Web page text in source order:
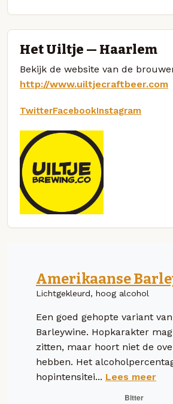
Het Uiltje — Haarlem
Bekijk de website van de
http://www.uiltjecraftbeer.com
TwitterFacebookInstagram
Amerikaanse
Lichtgekleurd, hoog alcohol
Een goed gehopte variant
Barleywine. Hopkarakter
zitten, maar hoort niet de
hebben. Het
hopintensitei... Lees meer